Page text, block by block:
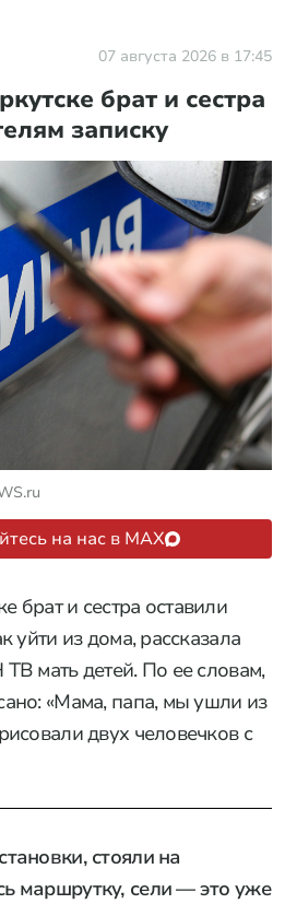
07 августа 2026 в 17:45
брат и сестра
записку
на нас в MAX
брат и сестра оставили
уйти из дома, рассказала
мать детей. По ее словам,
«Мама, папа, мы ушли из
двух человечков с
стояли на
маршрутку, сели — это уже